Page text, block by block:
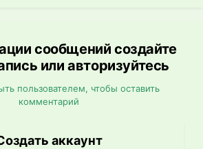
сообщений создайте
или авторизуйтесь
пользователем, чтобы оставить
комментарий
аккаунт